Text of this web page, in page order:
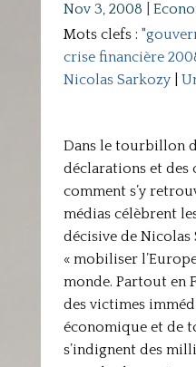
Nov 3, 2008
Mots clefs :
crise financière
Nicolas Sarkozy|
Dans le tourbillon
déclarations et des
comment s’y
médias célèbrent
décisive de
« mobiliser
monde. Partout en
des victimes
économique et de
s’indignent des